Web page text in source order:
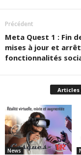
Précédent
Meta Quest 1 : Fin
mises à jour et
fonctionnalités
News